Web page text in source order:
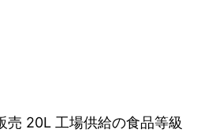
売 20L 工場供給の食品等級